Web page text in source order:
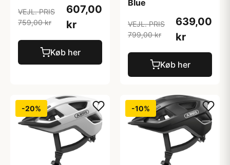
VEJL. PRIS
759,00 kr
607,00
kr
Køb her
Blue
VEJL. PRIS
799,00 kr
639,00
kr
Køb her
-20% -10%